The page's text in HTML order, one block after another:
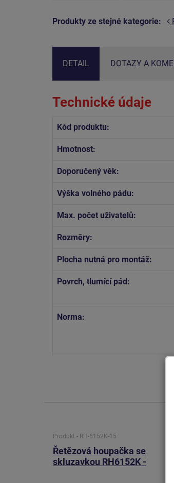
Produkty ze stejné kategorie:
DETAIL DOTAZY A
Technické údaje
Kód produktu:
Hmotnost:
Doporučený věk:
Výška volného pádu:
Max. počet uživatelů:
Rozměry:
Plocha nutná pro montáž:
Povrch, tlumící pád:
Norma:
Produkt - RH-6152K-15
Řetězová houpačka se
skluzavkou RH6152K -